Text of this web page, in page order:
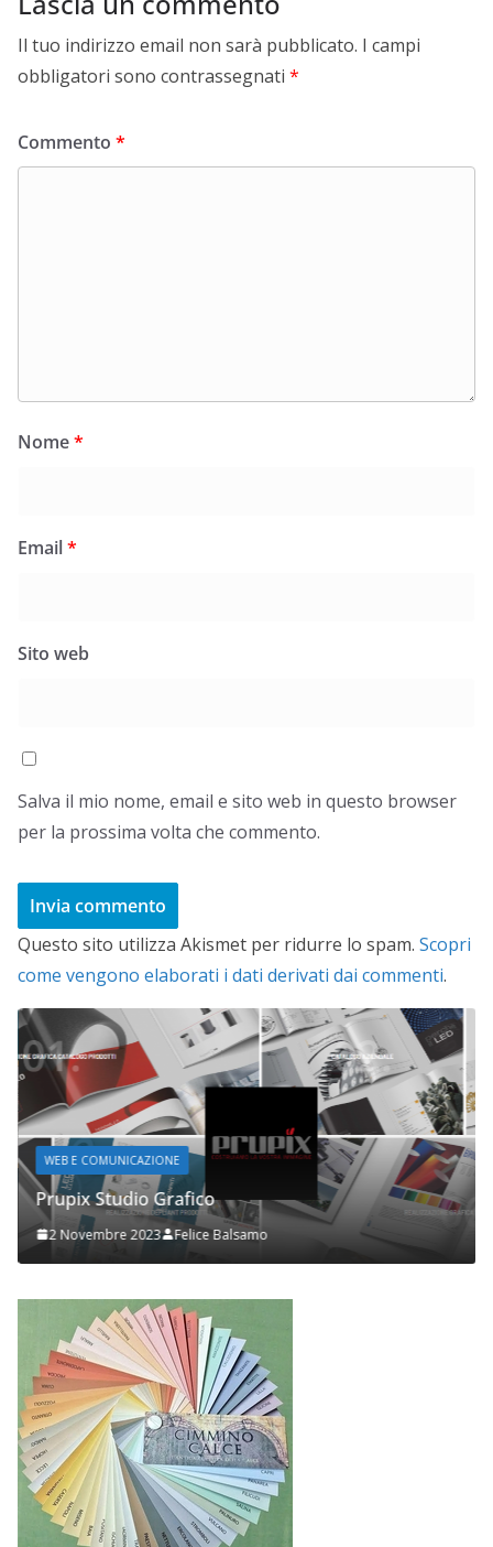
Il tuo indirizzo email non sarà pubblicato. I campi
obbligatori sono contrassegnati *
Commento *
Nome*
Email*
Sito web
Salva il mio nome, email e sito web in questo browser
per la prossima volta che commento.
Questo sito utilizza Akismet per ridurre lo spam. Scopri
come vengono elaborati i dati derivati dai commenti.
WEB E COMUNICAZIONE
Prupix Studio Grafico
2 Novembre 2023 Felice Balsamo